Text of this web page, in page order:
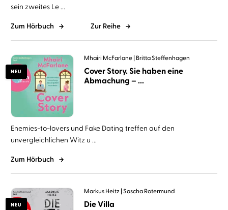
sein zweites Le ...
Zum Hörbuch Zur Reihe
NEU
Mhairi McFarlane Britta Steffenhagen
Cover Story. Sie haben eine
Abmachung – ...
Enemies-to-lovers und Fake Dating treffen auf den
unvergleichlichen Witz u ...
Zum Hörbuch
NEU
Markus Heitz Sascha Rotermund
Die Villa